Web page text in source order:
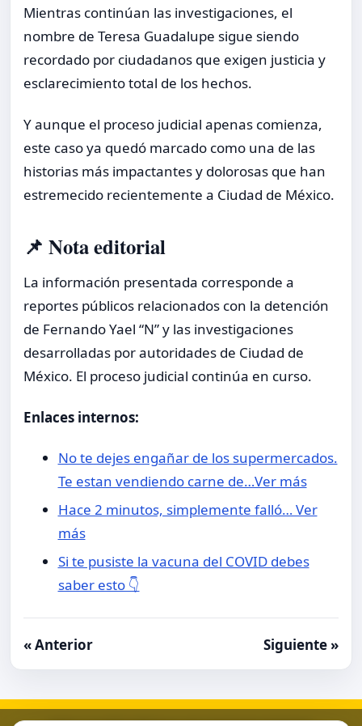
Mientras continúan las investigaciones, el
nombre de Teresa Guadalupe sigue siendo
recordado por ciudadanos que exigen justicia y
esclarecimiento total de los hechos.
Y aunque el proceso judicial apenas comienza,
este caso ya quedó marcado como una de las
historias más impactantes y dolorosas que han
estremecido recientemente a Ciudad de México.
📌 Nota editorial
La información presentada corresponde a
reportes públicos relacionados con la detención
de Fernando Yael “N” y las investigaciones
desarrolladas por autoridades de Ciudad de
México. El proceso judicial continúa en curso.
Enlaces internos:
No te dejes engañar de los supermercados.
Te estan vendiendo carne de…Ver más
Hace 2 minutos, simplemente falló… Ver
más
Si te pusiste la vacuna del COVID debes
saber esto 👇
« Anterior Siguiente »